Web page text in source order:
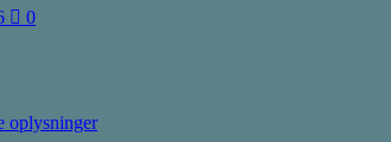
0
oplysninger